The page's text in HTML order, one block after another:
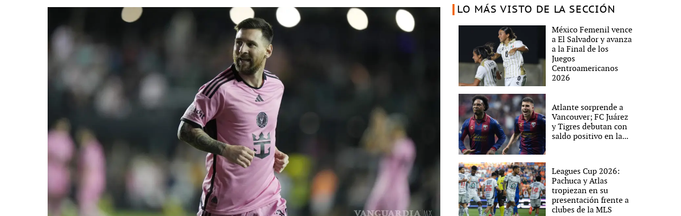
LO MÁS VISTO DE LA SECCIÓN
México Femenil vence
a El Salvador y avanza
a la Final de los
Juegos
Centroamericanos
2026
Atlante sorprende a
Vancouver; FC Juárez
y Tigres debutan con
saldo positivo en la...
Leagues Cup 2026:
Pachuca y Atlas
tropiezan en su
presentación frente a
clubes de la MLS